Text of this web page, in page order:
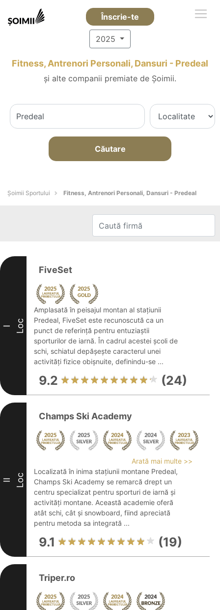
Înscrie-te
2025
Fitness, Antrenori Personali, Dansuri - Predeal
și alte companii premiate de Șoimii.
Căutare
Șoimii Sportului Fitness, Antrenori Personali, Dansuri - Predeal
I Loc
FiveSet
Amplasată în peisajul montan al stațiunii
Predeal, FiveSet este recunoscută ca un
punct de referință pentru entuziaștii
sporturilor de iarnă. În cadrul acestei școli de
schi, schiatul depășește caracterul unei
activități fizice obișnuite, definindu-se ...
9.2 (24)
II Loc
Champs Ski Academy
Arată mai multe >>
Localizată în inima stațiunii montane Predeal,
Champs Ski Academy se remarcă drept un
centru specializat pentru sporturi de iarnă și
activități montane. Această academie oferă
atât schi, cât și snowboard, fiind apreciată
pentru metoda sa integrată ...
9.1 (19)
Triper.ro